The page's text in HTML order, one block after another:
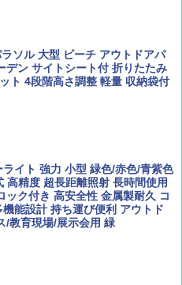
年8月号「南アルプス大全」
ング110周年を祝して！
パル) 2026年 9 月号【特別付録:
歩き方 チェコ ポーランド スロヴ
～2027 地球の歩き方A ヨーロッ
地理 地図・統計・移動から読み
たみ 防災グッズ 災害用トイレ ビ
タッチ RENEW 幅200 2-3人用 43
ズコレクション 山善] 傘みたいに
パッとサッとテント ブラックコ
ップアップテント エクルベージ
ソル 大型 ビーチ アウトドアパ
デン サイトシート付 折りたたみ
ト 4段階高さ調整 軽量 収納袋付
ライト 強力 小型 緑色/赤色/青紫色
高精度 超長距離照射 長時間使用
ック付き 高安全性 金属製耐久 コ
機能設計 持ち運び便利 アウトド
/教育現場/展示会用 緑